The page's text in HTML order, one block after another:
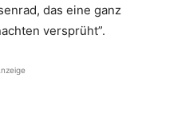
das eine ganz
versprüht”.